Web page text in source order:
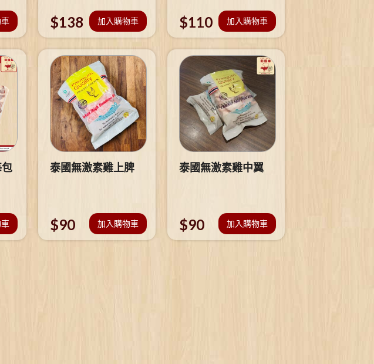
$138 加入購物車 $110 加入購物車
泰國無激素雞上脾
$90 加入購物車
泰國無激素雞中翼
$90 加入購物車